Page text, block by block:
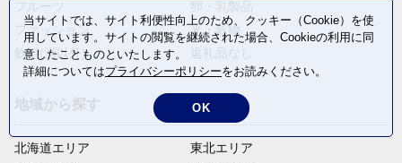
ファッション
米・穀物
飲料(酒以外)
北海道エリア
東北エリア
当サイトでは、サイト利便性向上のため、クッキー（Cookie）を使
用しています。サイトの閲覧を継続された場合、Cookieの利用に同
意したことものといたします。
詳細についてはプライバシーポリシーをお読みください。
OK